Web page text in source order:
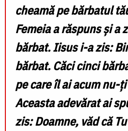
cheamă pe bărbatul
Femeia a răspuns şi a
bărbat. Iisus i-a zis:
bărbat. Căci cinci
pe care îl ai acum nu-
Aceasta adevărat ai
zis: Doamne, văd că